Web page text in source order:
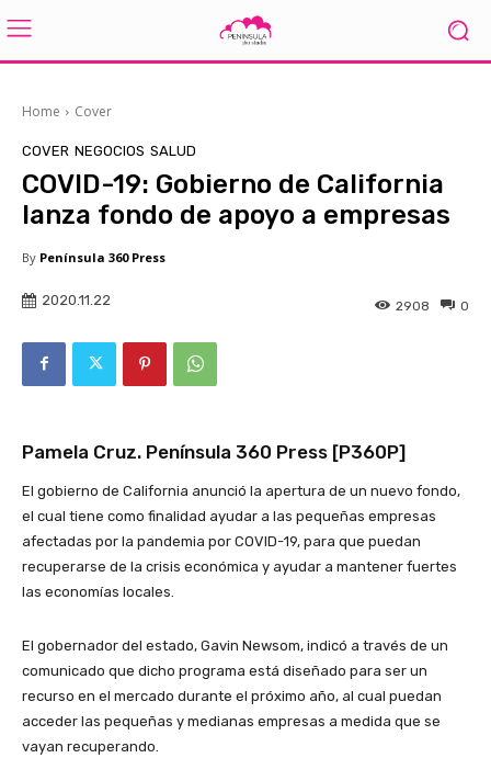
Home Cover
COVER NEGOCIOS SALUD
COVID-19: Gobierno de California
lanza fondo de apoyo a empresas
By Península 360 Press
2020.11.22 0
2908
Pamela Cruz. Península 360 Press [P360P]
El gobierno de California anunció la apertura de un nuevo fondo,
el cual tiene como finalidad ayudar a las pequeñas empresas
afectadas por la pandemia por COVID-19, para que puedan
recuperarse de la crisis económica y ayudar a mantener fuertes
las economías locales.
El gobernador del estado, Gavin Newsom, indicó a través de un
comunicado que dicho programa está diseñado para ser un
recurso en el mercado durante el próximo año, al cual puedan
acceder las pequeñas y medianas empresas a medida que se
vayan recuperando.